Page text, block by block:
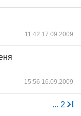
11:42 17.09.2009
15:56 16.09.2009
... 2